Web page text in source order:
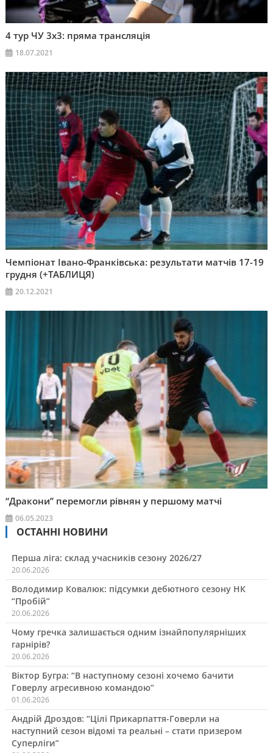
4 тур ЧУ 3х3: пряма трансляція
18.07.2021
Чемпіонат Івано-Франківська: результати матчів 17-19
грудня (+ТАБЛИЦЯ)
20.12.2021
“Дракони” перемогли рівнян у першому матчі
06.05.2023
ОСТАННІ НОВИНИ
Перша ліга: склад учасників сезону 2026/27
20.06.2026
Володимир Ковалюк: підсумки дебютного сезону НК
“Пробій”
20.06.2026
Чому гречка залишається одним ізнайпопулярніших
гарнірів?
20.06.2026
Віктор Бугра: “В наступному сезоні хочемо бачити
Говерлу агресивною командою”
01.06.2026
Андрій Дроздов: “Цілі Прикарпаття-Говерли на
наступний сезон відомі та реальні – стати призером
Суперліги”